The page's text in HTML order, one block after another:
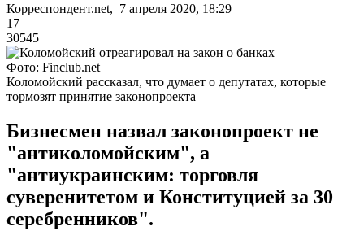
Корреспондент.net, 7 апреля 2020, 18:29
17
30545
Фото: Finclub.net
Коломойский рассказал, что думает о депутатах, которые
тормозят принятие законопроекта
Бизнесмен назвал законопроект не
"антиколомойским", а
"антиукраинским: торговля
суверенитетом и Конституцией за 30
серебренников".